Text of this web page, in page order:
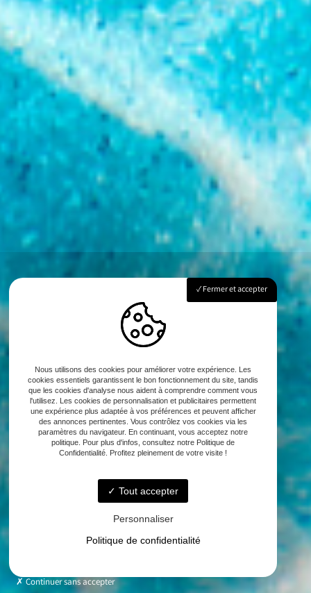
Fermer et accepter
Nous utilisons des cookies pour améliorer votre expérience. Les
cookies essentiels garantissent le bon fonctionnement du site, tandis
que les cookies d'analyse nous aident à comprendre comment vous
l'utilisez. Les cookies de personnalisation et publicitaires permettent
une expérience plus adaptée à vos préférences et peuvent afficher
des annonces pertinentes. Vous contrôlez vos cookies via les
paramètres du navigateur. En continuant, vous acceptez notre
politique. Pour plus d'infos, consultez notre Politique de
Confidentialité. Profitez pleinement de votre visite !
Tout accepter
Personnaliser
Politique de confidentialité
Continuer sans accepter